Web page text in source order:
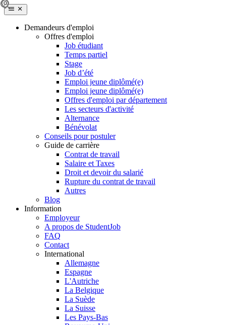
Demandeurs d'emploi
Offres d'emploi
Job étudiant
Temps partiel
Stage
Job d’été
Emploi jeune diplômé(e)
Emploi jeune diplômé(e)
Offres d'emploi par département
Les secteurs d'activité
Alternance
Bénévolat
Conseils pour postuler
Guide de carrière
Contrat de travail
Salaire et Taxes
Droit et devoir du salarié
Rupture du contrat de travail
Autres
Blog
Information
Employeur
A propos de StudentJob
FAQ
Contact
International
Allemagne
Espagne
L'Autriche
La Belgique
La Suède
La Suisse
Les Pays-Bas